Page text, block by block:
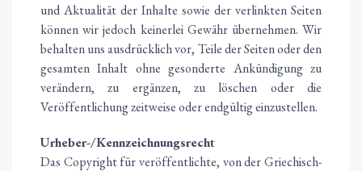
und Aktualität der Inhalte sowie der verlinkten Seiten
können wir jedoch keinerlei Gewähr übernehmen. Wir
behalten uns ausdrücklich vor, Teile der Seiten oder den
gesamten Inhalt ohne gesonderte Ankündigung zu
verändern, zu ergänzen, zu löschen oder die
Veröffentlichung zeitweise oder endgültig einzustellen.
Urheber-/Kennzeichnungsrecht
Das Copyright für veröffentlichte, von der Griechisch-